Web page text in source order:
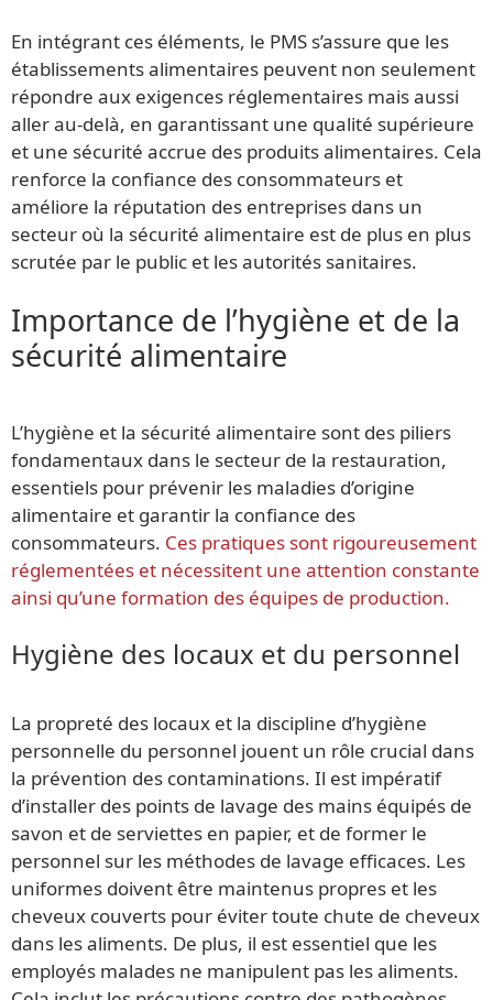
En intégrant ces éléments, le PMS s’assure que les
établissements alimentaires peuvent non seulement
répondre aux exigences réglementaires mais aussi
aller au-delà, en garantissant une qualité supérieure
et une sécurité accrue des produits alimentaires. Cela
renforce la confiance des consommateurs et
améliore la réputation des entreprises dans un
secteur où la sécurité alimentaire est de plus en plus
scrutée par le public et les autorités sanitaires.
Importance de l’hygiène et de la
sécurité alimentaire
L’hygiène et la sécurité alimentaire sont des piliers
fondamentaux dans le secteur de la restauration,
essentiels pour prévenir les maladies d’origine
alimentaire et garantir la confiance des
consommateurs. Ces pratiques sont rigoureusement
réglementées et nécessitent une attention constante
ainsi qu’une formation des équipes de production.
Hygiène des locaux et du personnel
La propreté des locaux et la discipline d’hygiène
personnelle du personnel jouent un rôle crucial dans
la prévention des contaminations. Il est impératif
d’installer des points de lavage des mains équipés de
savon et de serviettes en papier, et de former le
personnel sur les méthodes de lavage efficaces. Les
uniformes doivent être maintenus propres et les
cheveux couverts pour éviter toute chute de cheveux
dans les aliments. De plus, il est essentiel que les
employés malades ne manipulent pas les aliments.